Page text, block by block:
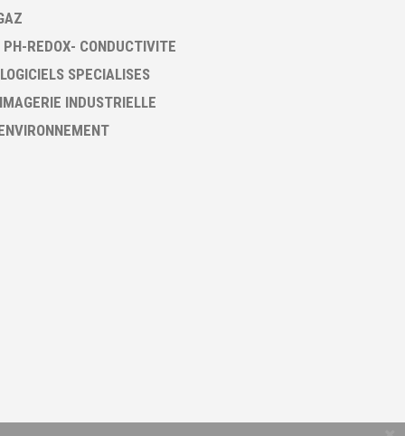
REDOX- CONDUCTIVITE
SPECIALISES
INDUSTRIELLE